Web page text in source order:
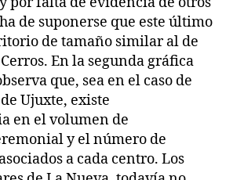
de suponerse que este último
de tamaño similar al de
En la segunda gráfica
que, sea en el caso de
Ujuxte, existe
en el volumen de
y el número de
a cada centro. Los